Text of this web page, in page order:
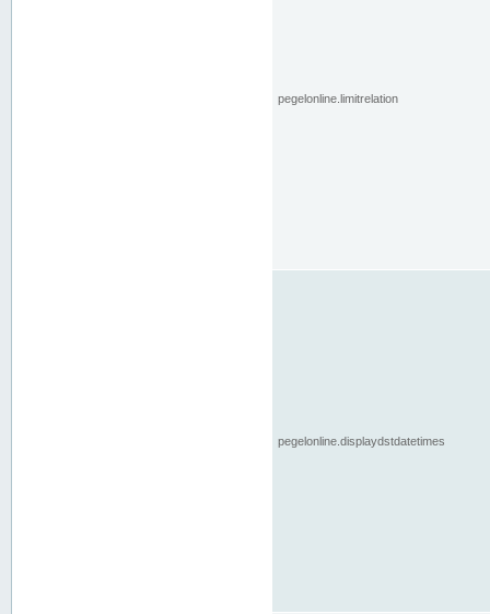
pegelonline.limitrelation
pegelonline.displaydstdatetimes